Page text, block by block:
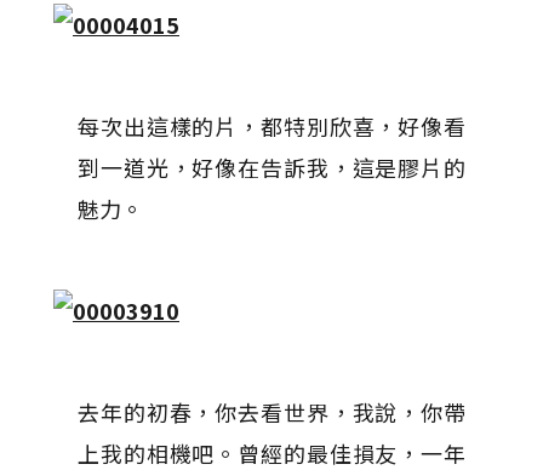
每次出這樣的片，都特別欣喜，好像看
到一道光，好像在告訴我，這是膠片的
魅力。
去年的初春，你去看世界，我說，你帶
上我的相機吧。曾經的最佳損友，一年